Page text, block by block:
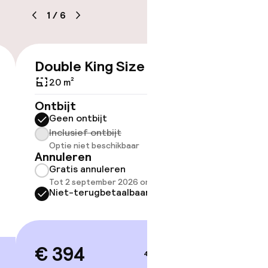
1 / 6
Double King Size Bed
20 m²
Ontbijt
Geen ontbijt
Inclusief ontbijt
Optie niet beschikbaar
Annuleren
Gratis annuleren
Tot 2 september 2026 om 21:59
Niet-terugbetaalbaar
€ 394 4–5 sep.